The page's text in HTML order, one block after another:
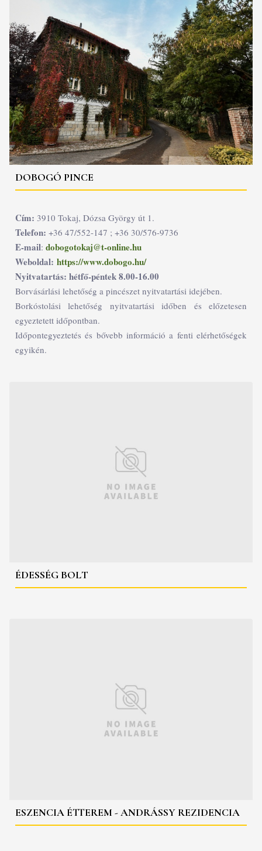
DOBOGÓ PINCE
Cím: 3910 Tokaj, Dózsa György út 1.
Telefon: +36 47/552-147 ; +36 30/576-9736
E-mail: dobogotokaj@t-online.hu
Weboldal: https://www.dobogo.hu/
Nyitvatartás: hétfő-péntek 8.00-16.00
Borvásárlási lehetőség a pincészet nyitvatartási idejében.
Borkóstolási lehetőség nyitvatartási időben és előzetesen
egyeztetett időpontban.
Időpontegyeztetés és bővebb információ a fenti elérhetőségek
egyikén.
ÉDESSÉG BOLT
ESZENCIA ÉTTEREM - ANDRÁSSY REZIDENCIA